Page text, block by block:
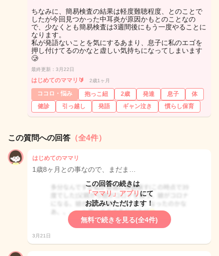
ちなみに、簡易検査の結果は軽度難聴程度、とのことで
したが今回見つかった中耳炎が原因かもとのことなの
で、少なくとも簡易検査は3週間後にもう一度やることに
なります。
私が発語ないことを気にするあまり、息子に私のエゴを
押し付けてるのかなと虚しい気持ちになってしまいます
🥲
最終更新：3月22日
はじめてのママリ🔰 2歳1ヶ月
ココロ・悩み 抱っこ紐 2歳 発達 息子
体
健診
引っ越し 発語 ギャン泣き 慣らし保育
この質問への回答 （全4件）
はじめてのママリ
1歳8ヶ月との事なので、まだま…
この回答の続きは
「ママリ」アプリ にて
お読みいただけます！
無料で続きを見る(全4件)
3月21日